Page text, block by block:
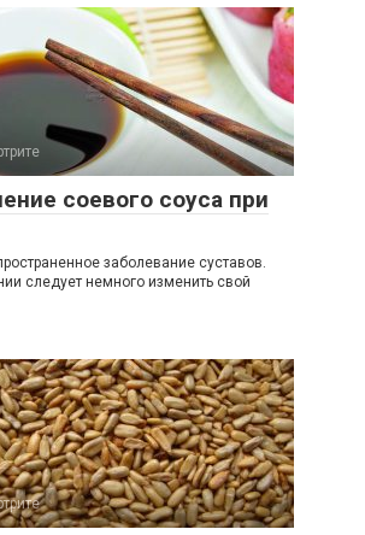
соевого соуса при
заболевание суставов.
следует немного изменить свой